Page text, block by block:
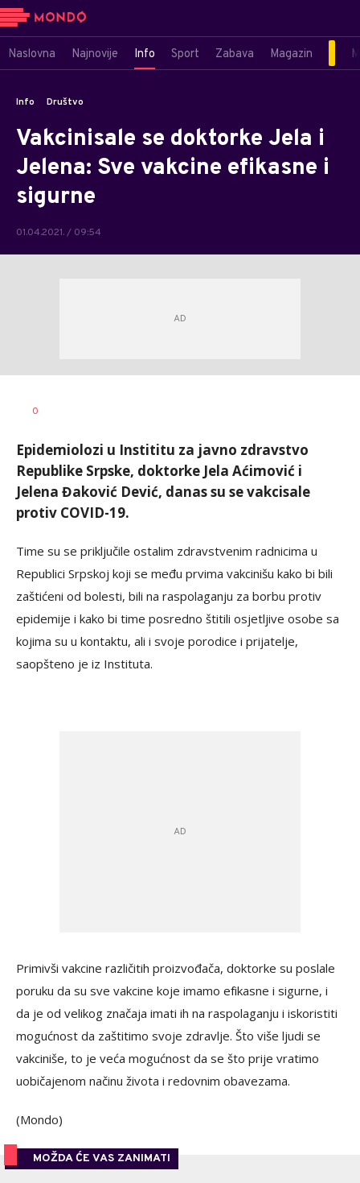
Naslovna Najnovije Info Sport Zabava Magazin
Info Društvo
Vakcinisale se doktorke Jela i
Jelena: Sve vakcine efikasne i
sigurne
01.04.2021. / 09:54
AUTOR
0
Epidemiolozi u Instititu za javno zdravstvo
Republike Srpske, doktorke Jela Aćimović i
Jelena Đaković Dević, danas su se vakcisale
protiv COVID-19.
Time su se priključile ostalim zdravstvenim radnicima u
Republici Srpskoj koji se među prvima vakcinišu kako bi bili
zaštićeni od bolesti, bili na raspolaganju za borbu protiv
epidemije i kako bi time posredno štitili osjetljive osobe sa
kojima su u kontaktu, ali i svoje porodice i prijatelje,
saopšteno je iz Instituta.
Primivši vakcine različitih proizvođača, doktorke su poslale
poruku da su sve vakcine koje imamo efikasne i sigurne, i
da je od velikog značaja imati ih na raspolaganju i iskoristiti
mogućnost da zaštitimo svoje zdravlje. Što više ljudi se
vakciniše, to je veća mogućnost da se što prije vratimo
uobičajenom načinu života i redovnim obavezama.
(Mondo)
MOŽDA ĆE VAS ZANIMATI